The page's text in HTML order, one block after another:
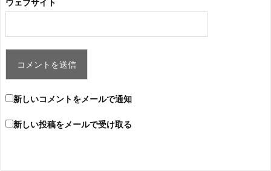
ウェブサイト
新しいコメントをメールで通知
新しい投稿をメールで受け取る